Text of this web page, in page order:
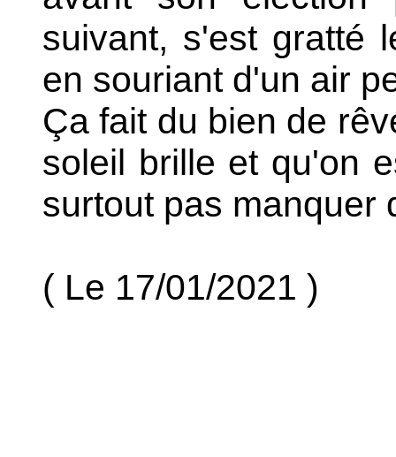
suivant, s'est gratté
en souriant d'un air
Ça fait du bien de
soleil brille et qu'on
surtout pas manquer
( Le 17/01/2021 )